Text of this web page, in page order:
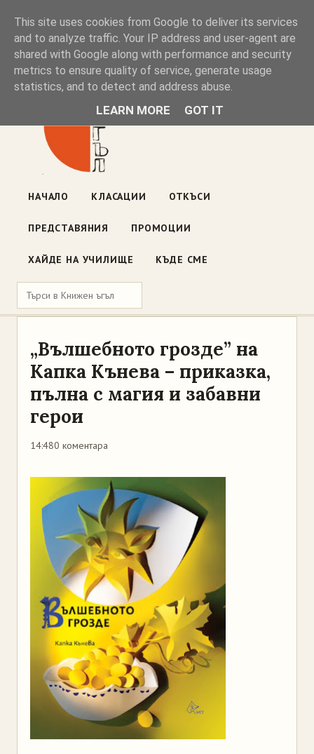
Книжен ъгъл
Блог на книжарницата — класации, откъси, нови книги
ул. „Оборище" 117, София· пон–пет 10:00–19:00 ·
НАЧАЛО КЛАСАЦИИ ОТКЪСИ
ПРЕДСТАВЯНИЯ ПРОМОЦИИ
ХАЙДЕ НА УЧИЛИЩЕ КЪДЕ СМЕ
„Вълшебното грозде” на
Капка Кънева – приказка,
пълна с магия и забавни
герои
14:480 коментара
This site uses cookies from Google to deliver its services
and to analyze traffic. Your IP address and user-agent are
shared with Google along with performance and security
metrics to ensure quality of service, generate usage
statistics, and to detect and address abuse.
LEARN MORE GOT IT